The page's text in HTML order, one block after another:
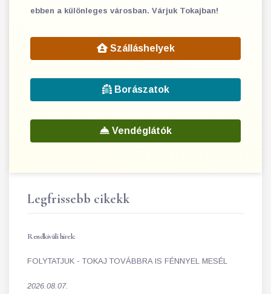
ebben a különleges városban. Várjuk Tokajban!
Szálláshelyek
Borászatok
Vendéglátók
Legfrissebb cikekk
Rendkívüli hírek:
FOLYTATJUK - TOKAJ TOVÁBBRA IS FÉNNYEL MESÉL
2026.08.07.